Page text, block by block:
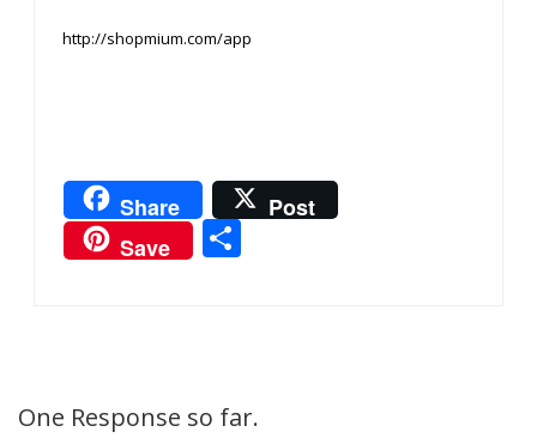
http://shopmium.com/app
Share
Post
Save
Partager
One Response so far.